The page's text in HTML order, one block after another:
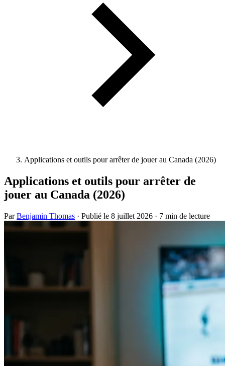
Applications et outils pour arrêter de jouer au Canada (2026)
Applications et outils pour arrêter de
jouer au Canada (2026)
ParBenjamin Thomas · Publié le 8 juillet 2026 · 7 min de lecture